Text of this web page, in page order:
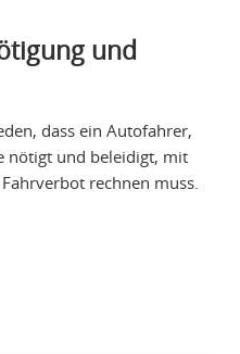
und
dass ein Autofahrer,
nötigt und beleidigt, mit
rechnen muss.